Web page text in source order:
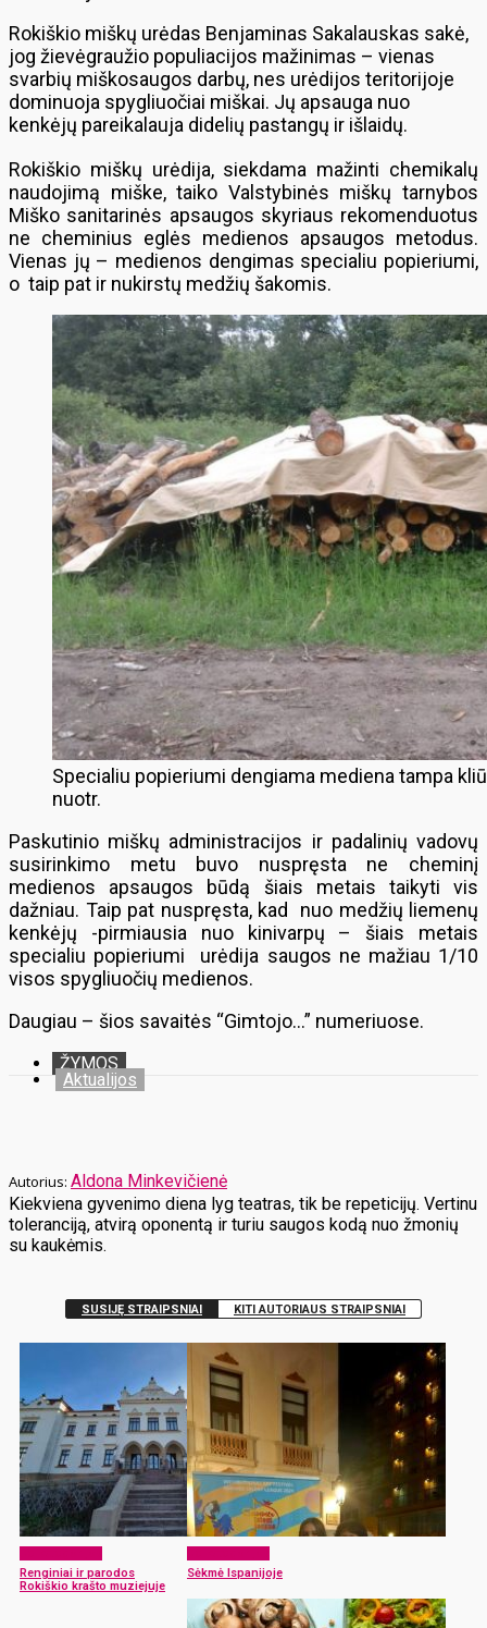
Rokiškio miškų urėdas Benjaminas Sakalauskas sakė,
jog žievėgraužio populiacijos mažinimas – vienas
svarbių miškosaugos darbų, nes urėdijos teritorijoje
dominuoja spygliuočiai miškai. Jų apsauga nuo
kenkėjų pareikalauja didelių pastangų ir išlaidų.
Rokiškio miškų urėdija, siekdama mažinti chemikalų
naudojimą miške, taiko Valstybinės miškų tarnybos
Miško sanitarinės apsaugos skyriaus rekomenduotus
ne cheminius eglės medienos apsaugos metodus.
Vienas jų – medienos dengimas specialiu popieriumi,
o taip pat ir nukirstų medžių šakomis.
Specialiu popieriumi dengiama mediena tampa
nuotr.
Paskutinio miškų administracijos ir padalinių vadovų
susirinkimo metu buvo nuspręsta ne cheminį
medienos apsaugos būdą šiais metais taikyti vis
dažniau. Taip pat nuspręsta, kad nuo medžių liemenų
kenkėjų -pirmiausia nuo kinivarpų – šiais metais
specialiu popieriumi urėdija saugos ne mažiau 1/10
visos spygliuočių medienos.
Daugiau – šios savaitės “Gimtojo…” numeriuose.
ŽYMOS
Aktualijos
Aldona Minkevičienė
Kiekviena gyvenimo diena lyg teatras, tik be repeticijų. Vertinu
toleranciją, atvirą oponentą ir turiu saugos kodą nuo žmonių
su kaukėmis.
SUSIJĘ STRAIPSNIAI KITI AUTORIAUS STRAIPSNIAI
Renginiai ir parodos
Rokiškio krašto muziejuje
Sėkmė Ispanijoje